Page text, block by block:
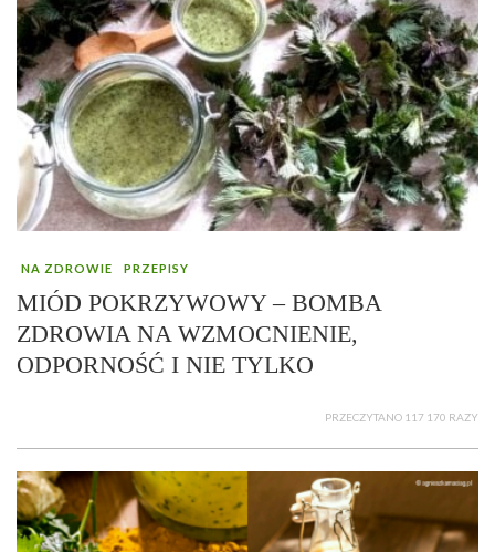
NA ZDROWIE PRZEPISY
MIÓD POKRZYWOWY – BOMBA
ZDROWIA NA WZMOCNIENIE,
ODPORNOŚĆ I NIE TYLKO
PRZECZYTANO 117 170 RAZY